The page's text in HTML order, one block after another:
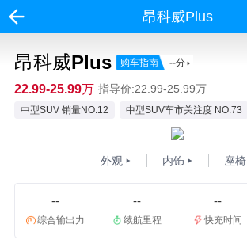
昂科威Plus
昂科威Plus 购车指南 --分
22.99-25.99万 指导价:22.99-25.99万
中型SUV 销量NO.12 中型SUV车市关注度 NO.73
外观 内饰 座椅
--
综合输出力
--
续航里程
--
快充时间